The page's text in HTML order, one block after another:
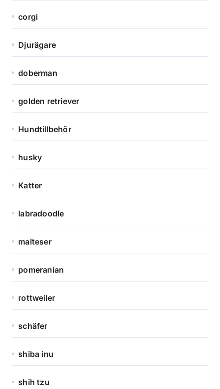
corgi
Djurägare
doberman
golden retriever
Hundtillbehör
husky
Katter
labradoodle
malteser
pomeranian
rottweiler
schäfer
shiba inu
shih tzu